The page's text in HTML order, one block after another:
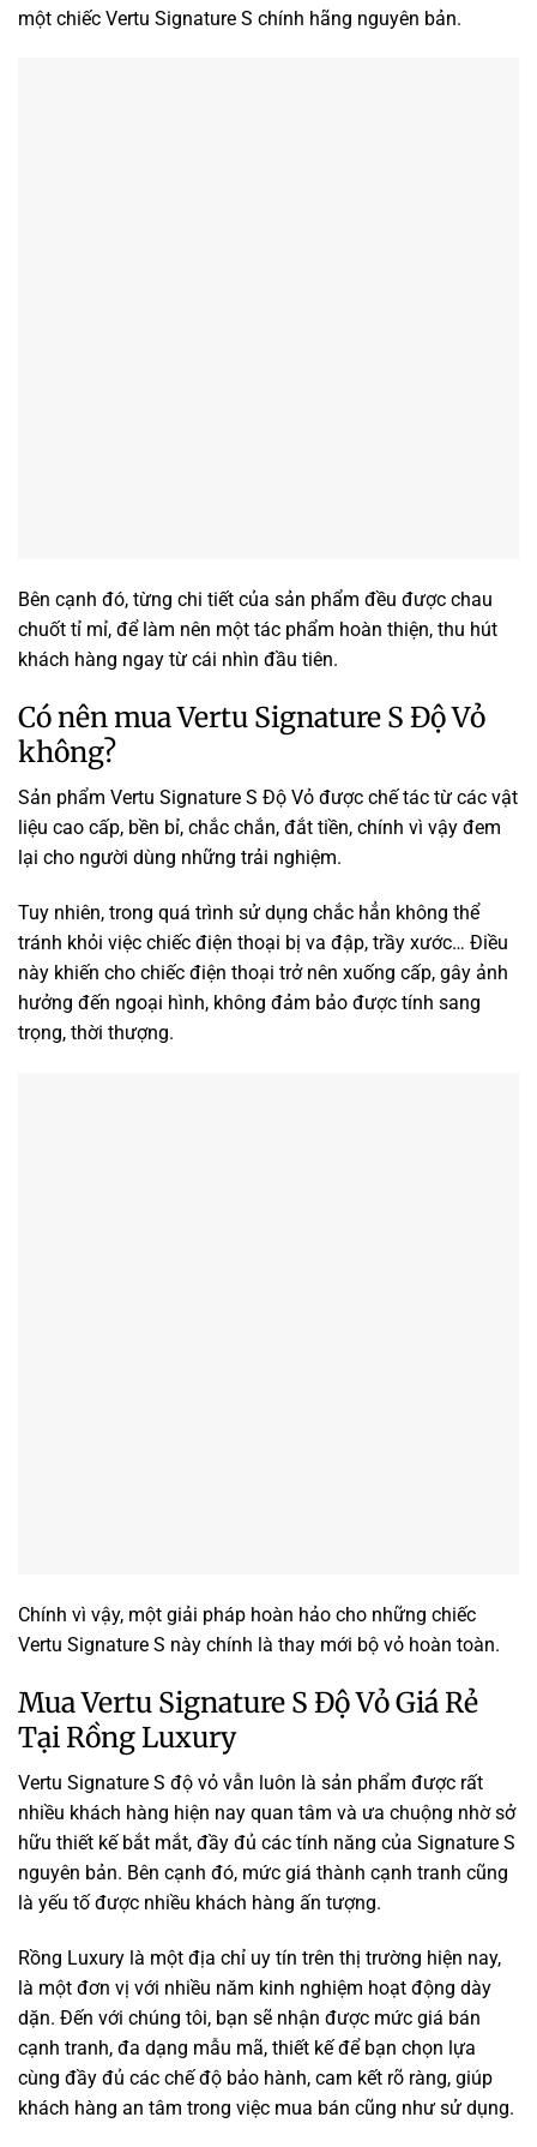
một chiếc Vertu Signature S chính hãng nguyên bản.
Bên cạnh đó, từng chi tiết của sản phẩm đều được chau
chuốt tỉ mỉ, để làm nên một tác phẩm hoàn thiện, thu hút
khách hàng ngay từ cái nhìn đầu tiên.
Có nên mua Vertu Signature S Độ Vỏ
không?
Sản phẩm Vertu Signature S Độ Vỏ được chế tác từ các vật
liệu cao cấp, bền bỉ, chắc chắn, đắt tiền, chính vì vậy đem
lại cho người dùng những trải nghiệm.
Tuy nhiên, trong quá trình sử dụng chắc hẳn không thể
tránh khỏi việc chiếc điện thoại bị va đập, trầy xước… Điều
này khiến cho chiếc điện thoại trở nên xuống cấp, gây ảnh
hưởng đến ngoại hình, không đảm bảo được tính sang
trọng, thời thượng.
Chính vì vậy, một giải pháp hoàn hảo cho những chiếc
Vertu Signature S này chính là thay mới bộ vỏ hoàn toàn.
Mua Vertu Signature S Độ Vỏ Giá Rẻ
Tại Rồng Luxury
Vertu Signature S độ vỏ vẫn luôn là sản phẩm được rất
nhiều khách hàng hiện nay quan tâm và ưa chuộng nhờ sở
hữu thiết kế bắt mắt, đầy đủ các tính năng của Signature S
nguyên bản. Bên cạnh đó, mức giá thành cạnh tranh cũng
là yếu tố được nhiều khách hàng ấn tượng.
Rồng Luxury là một địa chỉ uy tín trên thị trường hiện nay,
là một đơn vị với nhiều năm kinh nghiệm hoạt động dày
dặn. Đến với chúng tôi, bạn sẽ nhận được mức giá bán
cạnh tranh, đa dạng mẫu mã, thiết kế để bạn chọn lựa
cùng đầy đủ các chế độ bảo hành, cam kết rõ ràng, giúp
khách hàng an tâm trong việc mua bán cũng như sử dụng.